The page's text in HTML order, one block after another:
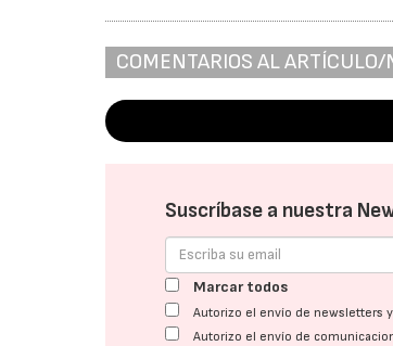
COMENTARIOS AL ARTÍCULO/
Suscríbase a nuestra
Marcar todos
Autorizo el envío de newsletters
Autorizo el envío de